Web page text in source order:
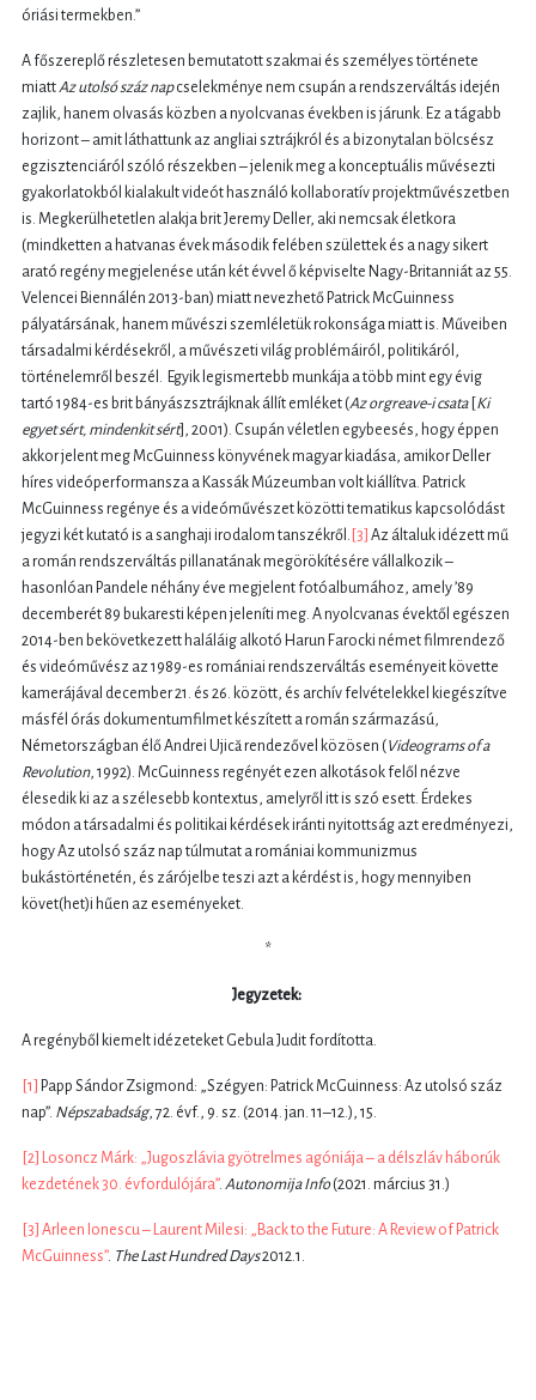
óriási termekben.”
A főszereplő részletesen bemutatott szakmai és személyes története
miattAz utolsó száz napcselekménye nem csupán a rendszerváltás idején
zajlik, hanem olvasás közben a nyolcvanas években is járunk. Ez a tágabb
horizont – amit láthattunk az angliai sztrájkról és a bizonytalan bölcsész
egzisztenciáról szóló részekben – jelenik meg a konceptuális művésezti
gyakorlatokból kialakult videót használó kollaboratív projektművészetben
is. Megkerülhetetlen alakja brit Jeremy Deller, aki nemcsak életkora
(mindketten a hatvanas évek második felében születtek és a nagy sikert
arató regény megjelenése után két évvel ő képviselte Nagy-Britanniát az 55.
Velencei Biennálén 2013-ban) miatt nevezhető Patrick McGuinness
pályatársának, hanem művészi szemléletük rokonsága miatt is. Műveiben
társadalmi kérdésekről, a művészeti világ problémáiról, politikáról,
történelemről beszél. Egyik legismertebb munkája a több mint egy évig
tartó 1984-es brit bányászsztrájknak állít emléket (Az orgreave-i csata Ki
egyet sért, mindenkit sért], 2001). Csupán véletlen egybeesés, hogy éppen
akkor jelent meg McGuinness könyvének magyar kiadása, amikor Deller
híres videóperformansza a Kassák Múzeumban volt kiállítva. Patrick
McGuinness regénye és a videóművészet közötti tematikus kapcsolódást
jegyzi két kutató is a sanghaji irodalom tanszékről. [3] Az általuk idézett mű
a román rendszerváltás pillanatának megörökítésére vállalkozik –
hasonlóan Pandele néhány éve megjelent fotóalbumához, amely ’89
decemberét 89 bukaresti képen jeleníti meg. A nyolcvanas évektől egészen
2014-ben bekövetkezett haláláig alkotó Harun Farocki német filmrendező
és videóművész az 1989-es romániai rendszerváltás eseményeit követte
kamerájával december 21. és 26. között, és archív felvételekkel kiegészítve
másfél órás dokumentumfilmet készített a román származású,
Németországban élő Andrei Ujică rendezővel közösen (Videograms of a
Revolution, 1992). McGuinness regényét ezen alkotások felől nézve
élesedik ki az a szélesebb kontextus, amelyről itt is szó esett. Érdekes
módon a társadalmi és politikai kérdések iránti nyitottság azt eredményezi,
hogy Az utolsó száz nap túlmutat a romániai kommunizmus
bukástörténetén, és zárójelbe teszi azt a kérdést is, hogy mennyiben
követ(het)i hűen az eseményeket.
*
Jegyzetek:
A regényből kiemelt idézeteket Gebula Judit fordította.
[1]
Papp Sándor Zsigmond: „Szégyen: Patrick McGuinness: Az utolsó száz
nap”. Népszabadság, 72. évf., 9. sz. (2014. jan. 11–12.), 15.
[2] Losoncz Márk: „Jugoszlávia gyötrelmes agóniája – a délszláv háborúk
kezdetének 30. évfordulójára”. Autonomija Info(2021. március 31.)
[3] Arleen Ionescu – Laurent Milesi: „Back to the Future: A Review of Patrick
McGuinness”. The Last HundredDays2012.1.